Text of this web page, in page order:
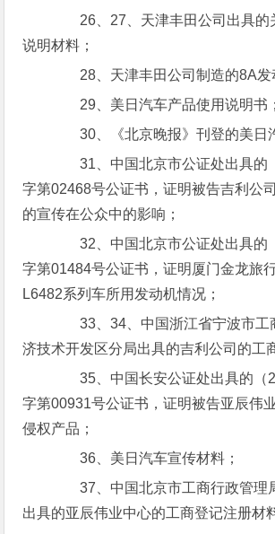
26、27、天津丰田公司出具的
说明材料；
28、天津丰田公司制造的8A发
29、美日汽车产品使用说明书；
30、《北京晚报》刊登的美日
31、中国北京市公证处出具的
字第02468号公证书，证明被告吉利公
的宣传在公众中的影响；
32、中国北京市公证处出具的
字第01484号公证书，证明厦门金龙旅
L6482系列车所用发动机情况；
33、34、中国浙江省宁波市工
济技术开发区分局出具的吉利公司的工
35、中国长安公证处出具的（
字第00931号公证书，证明被告亚辰伟
侵权产品；
36、美日汽车宣传材料；
37、中国北京市工商行政管理
出具的亚辰伟业中心的工商登记注册材